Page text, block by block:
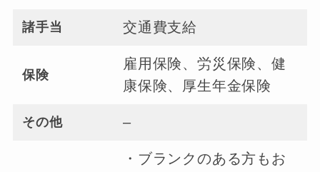
諸手当 交通費支給
保険
雇用保険、労災保険、健
康保険、厚生年金保険
その他 –
・ブランクのある方もお